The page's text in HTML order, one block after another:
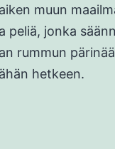
muun
peliä, jonka
rummun
hetkeen.